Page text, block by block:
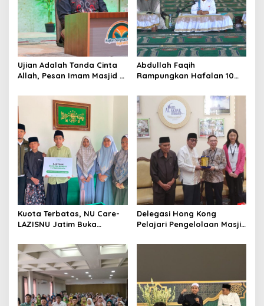
a
t
i
o
n
Ujian Adalah Tanda Cinta
Allah, Pesan Imam Masjid Al
Abdullah Faqih
Rampungkan Hafalan 10
Tahfidz
Kuota Terbatas, NU Care-
LAZISNU Jatim Buka
Delegasi Hong Kong
Pelajari Pengelolaan Masjid